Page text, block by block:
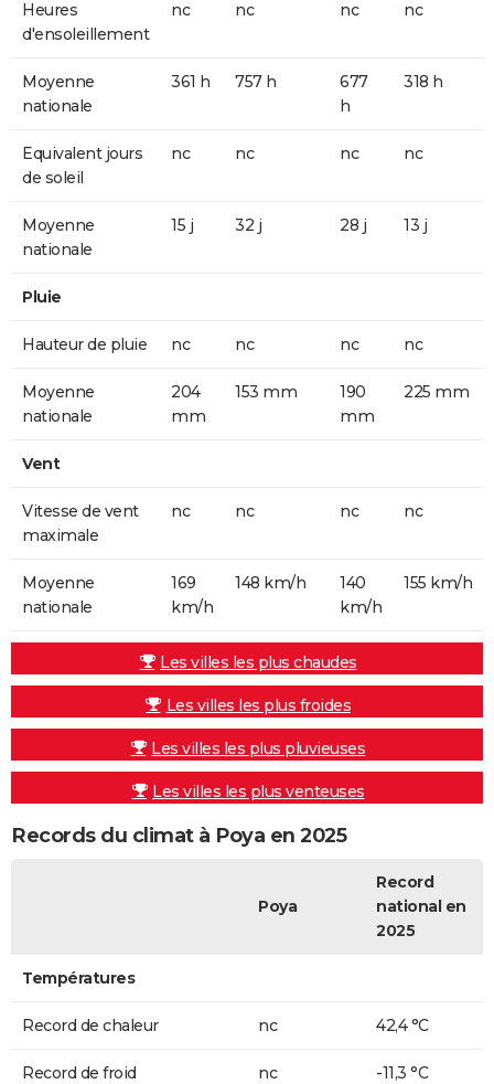
Heures
d'ensoleillement
nc nc nc nc
Moyenne
nationale
361 h 757 h
677
h
318 h
Equivalent jours
de soleil
nc nc nc nc
Moyenne
nationale
15 j 32 j 28 j 13 j
Pluie
Hauteur de pluie nc nc nc nc
Moyenne
nationale
204
mm
153 mm
190
mm
225 mm
Vent
Vitesse de vent
maximale
nc nc nc nc
Moyenne
nationale
169
km/h
148 km/h
140
km/h
155 km/h
Les villes les plus chaudes
Les villes les plus froides
Les villes les plus pluvieuses
Les villes les plus venteuses
Records du climat à Poya en 2025
Poya
Record
national en
2025
Températures
Record de chaleur nc 42,4 °C
Record de froid nc -11,3 °C